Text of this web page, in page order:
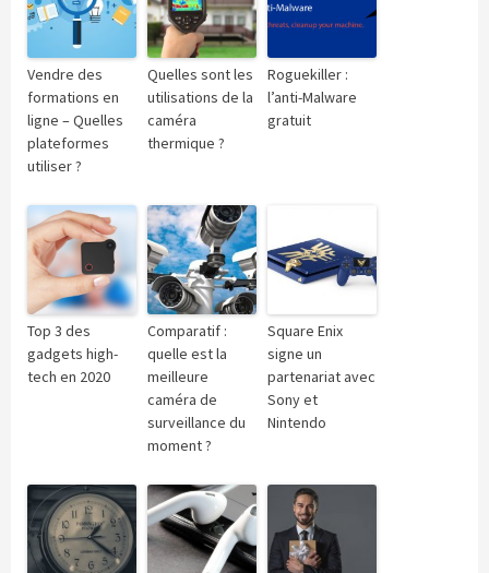
Vendre des
formations en
ligne – Quelles
plateformes
utiliser ?
Quelles sont les
utilisations de la
caméra
thermique ?
Roguekiller :
l’anti-Malware
gratuit
Top 3 des
gadgets high-
tech en 2020
Comparatif :
quelle est la
meilleure
caméra de
surveillance du
moment ?
Square Enix
signe un
partenariat avec
Sony et
Nintendo